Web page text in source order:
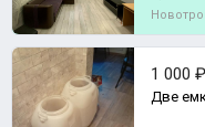
1 000 ₽
Две